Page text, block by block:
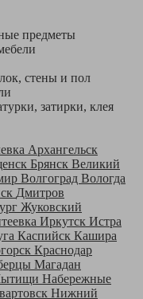
предметы
стены и пол
затирки, клея
Архангельск
Брянск Великий
Волгоград Вологда
Дмитров
Жуковский
Иркутск Истра
Каспийск Кашира
Краснодар
Магадан
Набережные
Нижний